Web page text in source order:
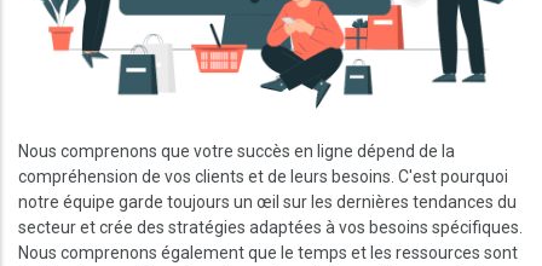
Nous comprenons que votre succès en ligne dépend de la
compréhension de vos clients et de leurs besoins. C'est pourquoi
notre équipe garde toujours un œil sur les dernières tendances du
secteur et crée des stratégies adaptées à vos besoins spécifiques.
Nous comprenons également que le temps et les ressources sont